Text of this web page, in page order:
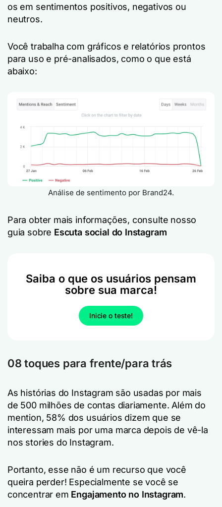
os em sentimentos positivos, negativos ou
neutros.
Você trabalha com gráficos e relatórios prontos
para uso e pré-analisados, como o que está
abaixo:
Análise de sentimento por Brand24.
Para obter mais informações, consulte nosso
guia sobre Escuta social do Instagram
Saiba o que os usuários pensam
sobre sua marca!
Inicie o teste!
08 toques para frente/para trás
As histórias do Instagram são usadas por mais
de 500 milhões de contas diariamente. Além do
mention, 58% dos usuários dizem que se
interessam mais por uma marca depois de vê-la
nos stories do Instagram.
Portanto, esse não é um recurso que você
queira perder! Especialmente se você se
concentrar em Engajamento no Instagram.